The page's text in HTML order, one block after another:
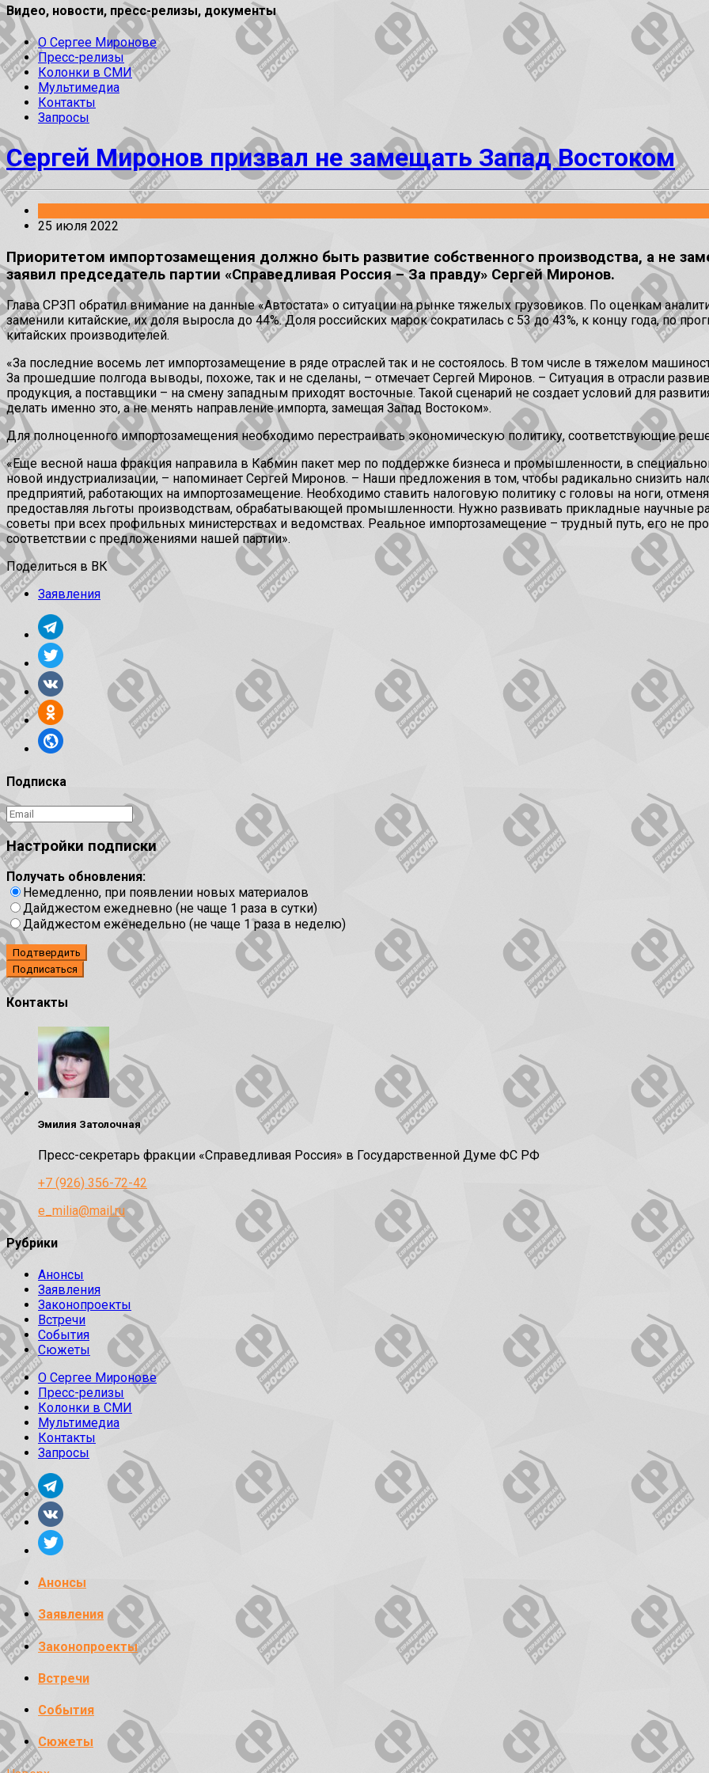
Видео, новости, пресс-релизы, документы
О Сергее Миронове
Пресс-релизы
Колонки в СМИ
Мультимедиа
Контакты
Запросы
Сергей Миронов призвал не замещать Запад Востоком
25 июля 2022
Приоритетом импортозамещения должно быть развитие собственного производства, а не
заявил председатель партии «Справедливая Россия – За правду» Сергей Миронов.
Глава СРЗП обратил внимание на данные «Автостата» о ситуации на рынке тяжелых грузовиков. По оценкам
заменили китайские, их доля выросла до 44%. Доля российских марок сократилась с 53 до 43%, к концу года, по
китайских производителей.
«За последние восемь лет импортозамещение в ряде отраслей так и не состоялось. В том числе в тяжелом
За прошедшие полгода выводы, похоже, так и не сделаны, – отмечает Сергей Миронов. – Ситуация в отрасли
продукция, а поставщики – на смену западным приходят восточные. Такой сценарий не создает условий для
делать именно это, а не менять направление импорта, замещая Запад Востоком».
Для полноценного импортозамещения необходимо перестраивать экономическую политику, соответствующие
«Еще весной наша фракция направила в Кабмин пакет мер по поддержке бизнеса и промышленности, в
новой индустриализации, – напоминает Сергей Миронов. – Наши предложения в том, чтобы радикально снизить
предприятий, работающих на импортозамещение. Необходимо ставить налоговую политику с головы на ноги,
предоставляя льготы производствам, обрабатывающей промышленности. Нужно развивать прикладные научные
советы при всех профильных министерствах и ведомствах. Реальное импортозамещение – трудный путь, его не
соответствии с предложениями нашей партии».
Поделиться в ВК
Заявления
Подписка
Настройки подписки
Получать обновления:
Немедленно, при появлении новых материалов
Дайджестом ежедневно (не чаще 1 раза в сутки)
Дайджестом еженедельно (не чаще 1 раза в неделю)
Подтвердить
Контакты
Эмилия Затолочная
Пресс-секретарь фракции «Справедливая Россия» в Государственной Думе ФС РФ
+7 (926) 356-72-42
e_milia@mail.ru
Рубрики
Анонсы
Заявления
Законопроекты
Встречи
События
Сюжеты
О Сергее Миронове
Пресс-релизы
Колонки в СМИ
Мультимедиа
Контакты
Запросы
Анонсы
Заявления
Законопроекты
Встречи
События
Сюжеты